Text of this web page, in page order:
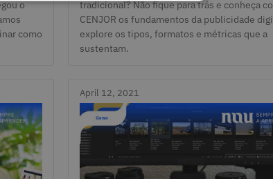
o
como
tradicional? Não fique para trás e conheça
CENJOR os fundamentos da publicidade
explore os tipos, formatos e métricas que a
sustentam.
April 12, 2021